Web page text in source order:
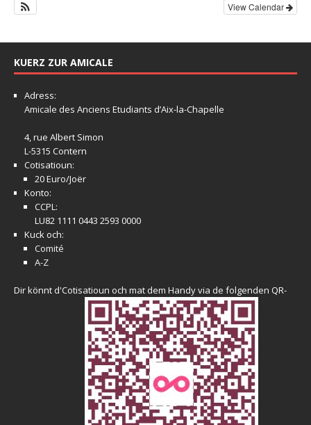
View Calendar
KUERZ ZUR AMICALE
Adress:
Amicale des Anciens Etudiants d’Aix-la-Chapelle
4, rue Albert Simon
L-5315 Contern
Cotisatioun:
20 Euro/Joër
Konto:
CCPL:
LU82 1111 0443 2593 0000
Kuck och:
Comité
A-Z
Dir könnt d'Cotisatioun och mat dem Handy via de folgenden QR-